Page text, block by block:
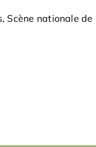
Scène nationale de